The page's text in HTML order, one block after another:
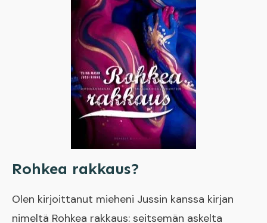
Rohkea rakkaus?
Olen kirjoittanut mieheni Jussin kanssa kirjan
nimeltä Rohkea rakkaus: seitsemän askelta